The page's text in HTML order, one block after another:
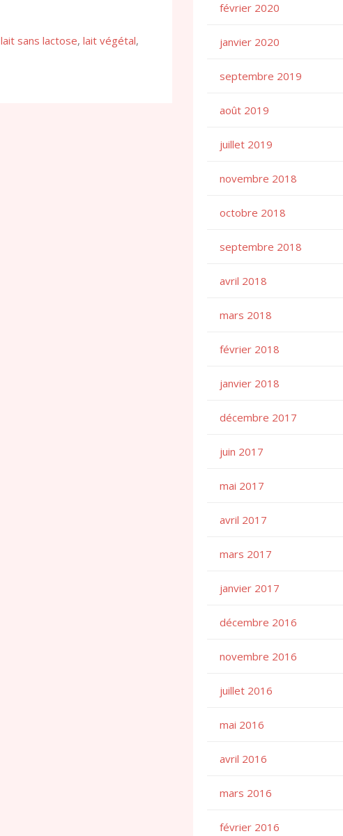
lait sans lactose, lait végétal,
février 2020
janvier 2020
septembre 2019
août 2019
juillet 2019
novembre 2018
octobre 2018
septembre 2018
avril 2018
mars 2018
février 2018
janvier 2018
décembre 2017
juin 2017
mai 2017
avril 2017
mars 2017
janvier 2017
décembre 2016
novembre 2016
juillet 2016
mai 2016
avril 2016
mars 2016
février 2016